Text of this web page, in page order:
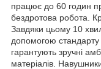
працює до 60 годин
бездротова робота.
Завдяки цьому 10
допомогою
гарантують зручні
матеріалів.